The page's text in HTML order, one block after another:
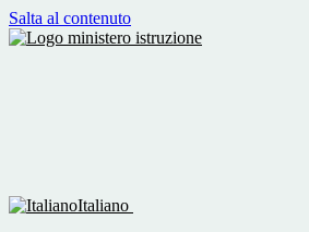
Salta al contenuto
Italiano